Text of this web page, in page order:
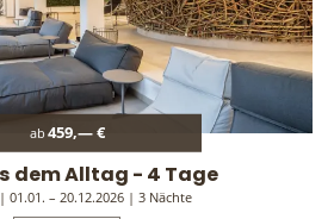
ab 459,— €
dem Alltag - 4 Tage
01.01. – 20.12.2026 | 3 Nächte